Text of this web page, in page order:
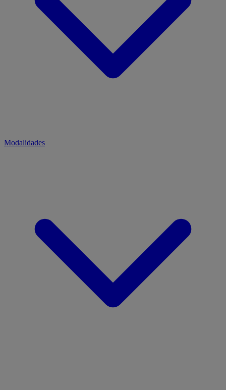
Modalidades